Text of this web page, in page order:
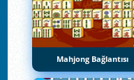
Mahjong Bağlantısı